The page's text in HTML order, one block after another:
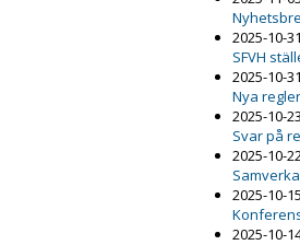
2025-10-31
SFVH
2025-10-31
Nya
2025-10-23
Svar på
2025-10-
2025-10-15
2025-10-